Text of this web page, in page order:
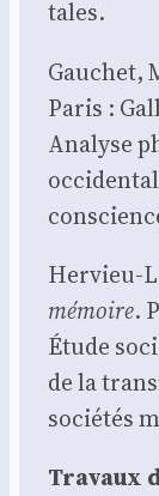
tales.
Gau­chet,
Paris :
Ana­lyse
Her­vieu-
mémoire.
Étude
de la
socié­tés
Tra­vaux